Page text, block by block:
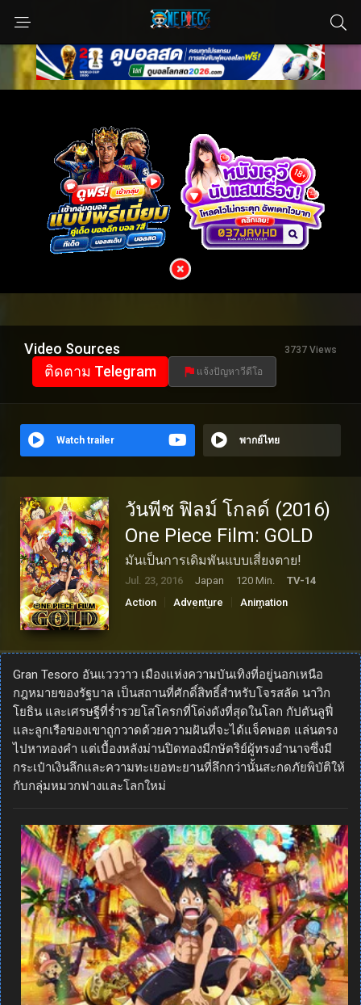
Video Sources 3737 Views
ติดตาม Telegram แจ้งปัญหาวีดีโอ
Watch trailer พากย์ไทย
วันพีช ฟิลม์ โกลด์ (2016)
One Piece Film: GOLD
มันเป็นการเดิมพันแบบเสี่ยงตาย!
Jul. 23, 2016 Japan 120 Min.
TV-14
Action
Adventure
Animation
Gran Tesoro อันแวววาว เมืองแห่งความบันเทิงที่อยู่นอกเหนือ
กฎหมายของรัฐบาล เป็นสถานที่ศักดิ์สิทธิ์สำหรับโจรสลัด นาวิก
โยธิน และเศรษฐีที่ร่ำรวยโสโครกที่โด่งดังที่สุดในโลก กัปตันลูฟี่
และลูกเรือของเขาถูกวาดด้วยความฝันที่จะได้แจ็คพอต แล่นตรง
ไปหาทองคำ แต่เบื้องหลังม่านปิดทองมีกษัตริย์ผู้ทรงอำนาจซึ่งมี
กระเป๋าเงินลึกและความทะเยอทะยานที่ลึกกว่านั้นสะกดภัยพิบัติให้
กับกลุ่มหมวกฟางและโลกใหม่